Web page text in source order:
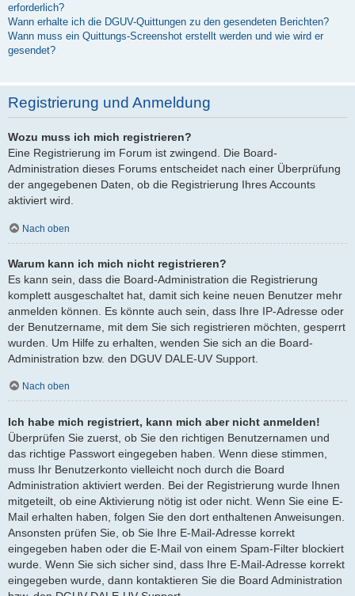
erforderlich?
Wann erhalte ich die DGUV-Quittungen zu den gesendeten Berichten?
Wann muss ein Quittungs-Screenshot erstellt werden und wie wird er
gesendet?
Registrierung und Anmeldung
Wozu muss ich mich registrieren?
Eine Registrierung im Forum ist zwingend. Die Board-
Administration dieses Forums entscheidet nach einer Überprüfung
der angegebenen Daten, ob die Registrierung Ihres Accounts
aktiviert wird.
Nach oben
Warum kann ich mich nicht registrieren?
Es kann sein, dass die Board-Administration die Registrierung
komplett ausgeschaltet hat, damit sich keine neuen Benutzer mehr
anmelden können. Es könnte auch sein, dass Ihre IP-Adresse oder
der Benutzername, mit dem Sie sich registrieren möchten, gesperrt
wurden. Um Hilfe zu erhalten, wenden Sie sich an die Board-
Administration bzw. den DGUV DALE-UV Support.
Nach oben
Ich habe mich registriert, kann mich aber nicht anmelden!
Überprüfen Sie zuerst, ob Sie den richtigen Benutzernamen und
das richtige Passwort eingegeben haben. Wenn diese stimmen,
muss Ihr Benutzerkonto vielleicht noch durch die Board
Administration aktiviert werden. Bei der Registrierung wurde Ihnen
mitgeteilt, ob eine Aktivierung nötig ist oder nicht. Wenn Sie eine E-
Mail erhalten haben, folgen Sie den dort enthaltenen Anweisungen.
Ansonsten prüfen Sie, ob Sie Ihre E-Mail-Adresse korrekt
eingegeben haben oder die E-Mail von einem Spam-Filter blockiert
wurde. Wenn Sie sich sicher sind, dass Ihre E-Mail-Adresse korrekt
eingegeben wurde, dann kontaktieren Sie die Board Administration